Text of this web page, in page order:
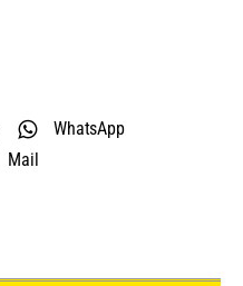
WhatsApp
Mail